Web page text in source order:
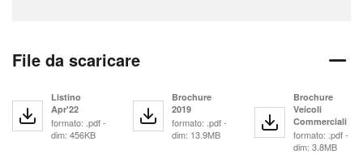
File da scaricare
Listino
Apr'22
formato: .pdf -
dim: 456KB
Brochure
2019
formato: .pdf -
dim: 13.9MB
Brochure
Veicoli
Commerciali
formato: .pdf -
dim: 3.8MB